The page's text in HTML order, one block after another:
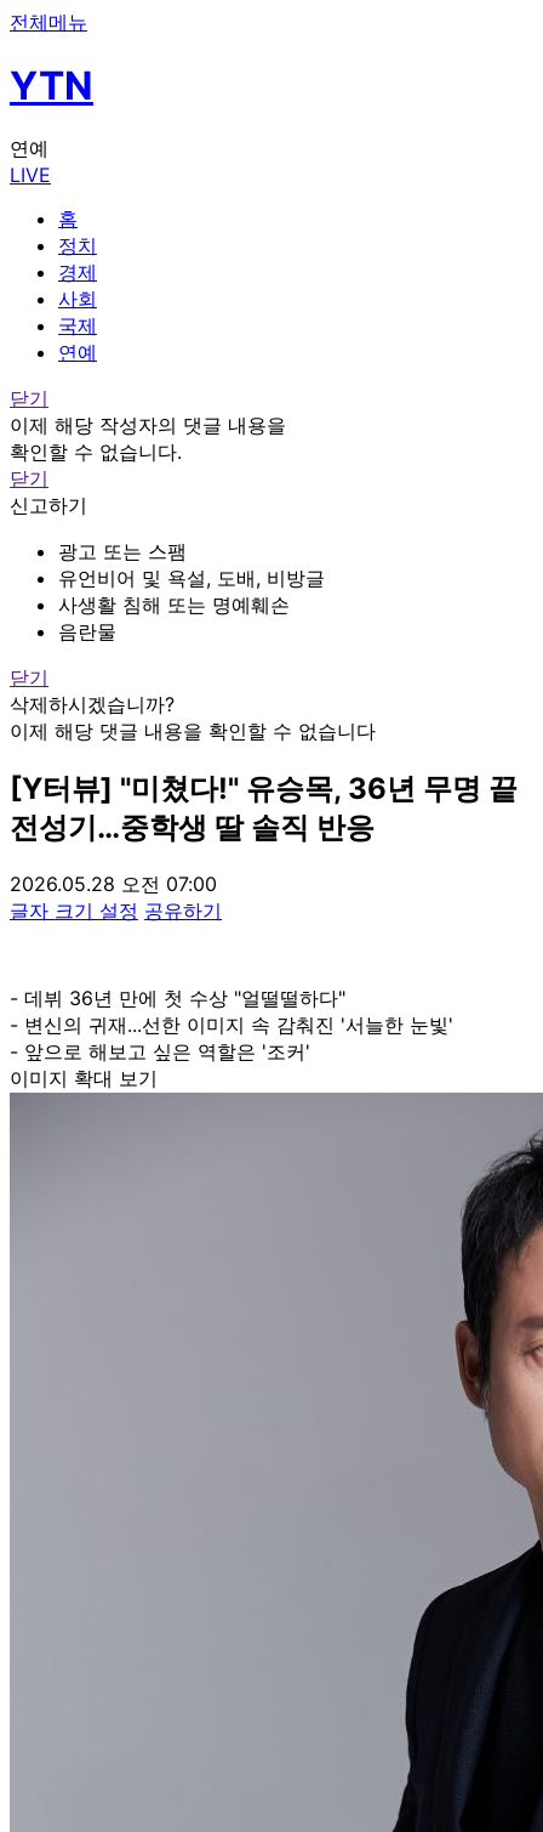
전체메뉴
YTN
연예
LIVE
홈
정치
경제
사회
국제
연예
닫기
이제 해당 작성자의 댓글 내용을
확인할 수 없습니다.
닫기
신고하기
광고 또는 스팸
유언비어 및 욕설, 도배, 비방글
사생활 침해 또는 명예훼손
음란물
닫기
삭제하시겠습니까?
이제 해당 댓글 내용을 확인할 수 없습니다
[Y터뷰] "미쳤다!" 유승목, 36년 무명 끝
전성기…중학생 딸 솔직 반응
2026.05.28 오전 07:00
글자 크기 설정 공유하기
- 데뷔 36년 만에 첫 수상 "얼떨떨하다"
- 변신의 귀재...선한 이미지 속 감춰진 '서늘한 눈빛'
- 앞으로 해보고 싶은 역할은 '조커'
이미지 확대 보기